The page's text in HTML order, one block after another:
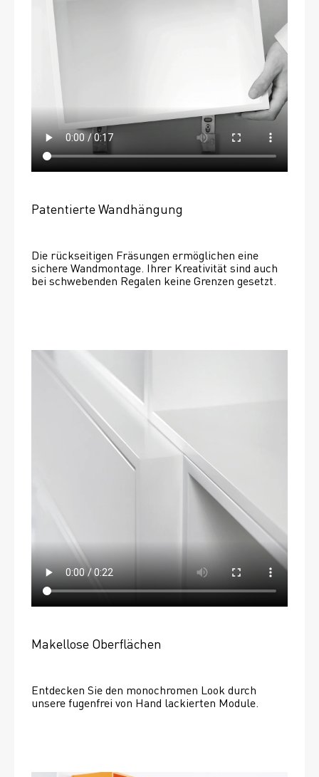
Patentierte Wandhängung
Die rückseitigen Fräsungen ermöglichen eine
sichere Wandmontage. Ihrer Kreativität sind auch
bei schwebenden Regalen keine Grenzen gesetzt.
Makellose Oberflächen
Entdecken Sie den monochromen Look durch
unsere fugenfrei von Hand lackierten Module.